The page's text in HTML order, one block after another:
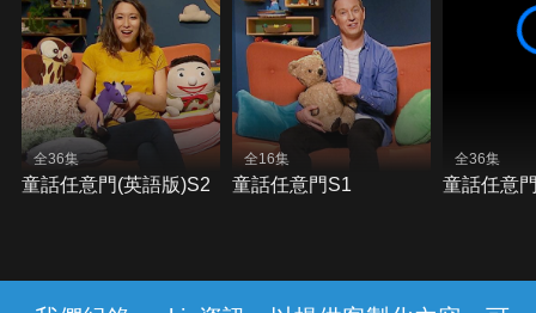
全36集
童話任意門(英語版)S2
全16集
童話任意門S1
全36集
童話任意